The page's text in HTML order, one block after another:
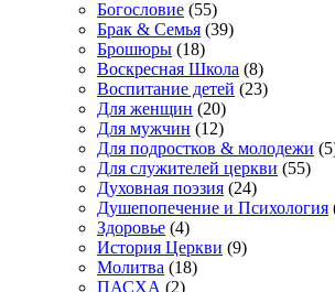
Богословие (55)
Брак & Семья (39)
Брошюры (18)
Воскресная Школа (8)
Воспитание детей (23)
Для женщин (20)
Для мужчин (12)
Для подростков & молодежи
Для служителей церкви (55)
Духовная поэзия (24)
Душепопечение и Психология
Здоровье (4)
История Церкви (9)
Молитва (18)
ПАСХА (2)